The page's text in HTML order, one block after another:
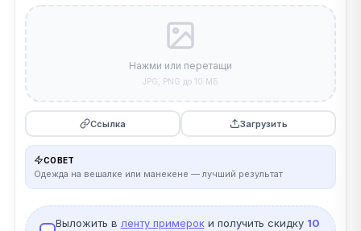
Нажми или перетащи
JPG, PNG до 10 МБ
Ссылка Загрузить
СОВЕТ
Одежда на вешалке или манекене — лучший результат
Выложить в ленту примероки получить скидку 10